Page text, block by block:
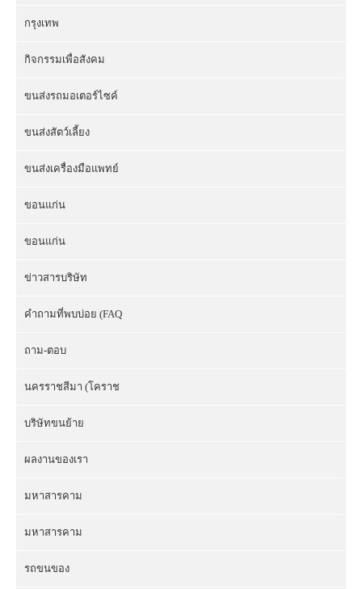
กรุงเทพ
กิจกรรมเพื่อสังคม
ขนส่งรถมอเตอร์ไซค์
ขนส่งสัตว์เลี้ยง
ขนส่งเครื่องมือแพทย์
ขอนแก่น
ขอนแก่น
ข่าวสารบริษัท
คำถามที่พบบ่อย (FAQ
ถาม-ตอบ
นครราชสีมา (โคราช
บริษัทขนย้าย
ผลงานของเรา
มหาสารคาม
มหาสารคาม
รถขนของ